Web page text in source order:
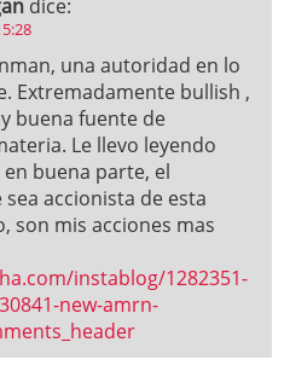
dice:
una autoridad en lo
Extremadamente bullish ,
buena fuente de
Le llevo leyendo
buena parte, el
accionista de esta
son mis acciones mas
instablog/1282351-
new-amrn-